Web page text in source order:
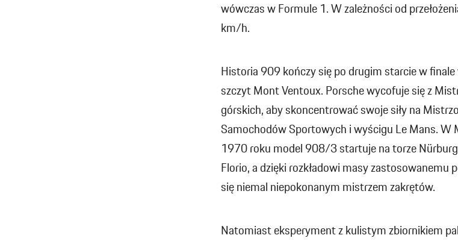
wówczas w Formule 1. W zależności od
km/h.
Historia 909 kończy się po drugim starcie w
szczyt Mont Ventoux. Porsche wycofuje się z
górskich, aby skoncentrować swoje siły na
Samochodów Sportowych i wyścigu Le Mans.
1970 roku model 908/3 startuje na torze
Florio, a dzięki rozkładowi masy zastosowanemu
się niemal niepokonanym mistrzem zakrętów.
Natomiast eksperyment z kulistym zbiornikiem